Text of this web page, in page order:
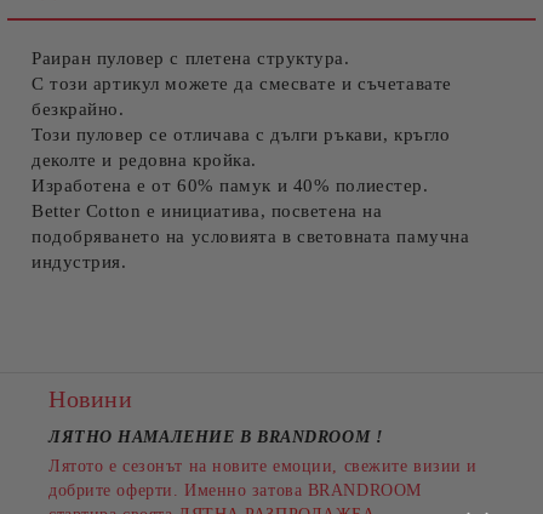
Съгласен съм сПолитиката за лични данни
Ние ще се свържем с вас в рамките на работния ден.
Раиран пуловер с плетена структура.
С този артикул можете да смесвате и съчетавате
безкрайно.
Този пуловер се отличава с дълги ръкави, кръгло
деколте и редовна кройка.
Изработена е от 60% памук и 40% полиестер.
Better Cotton е инициатива, посветена на
подобряването на условията в световната памучна
индустрия.
Новини
ЛЯТНО НАМАЛЕНИЕ В BRANDROOM !
Лятото е сезонът на новите емоции, свежите визии и
добрите оферти. Именно затова BRANDROOM